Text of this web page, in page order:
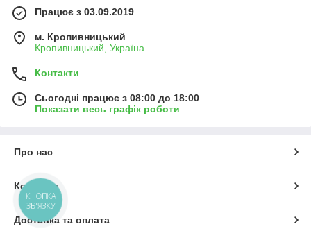
Працює з 03.09.2019
м. Кропивницький
Кропивницький, Україна
Контакти
Сьогодні працює з 08:00 до 18:00
Показати весь графік роботи
Про нас
Контакти
Доставка та оплата
КНОПКА
ЗВ'ЯЗКУ